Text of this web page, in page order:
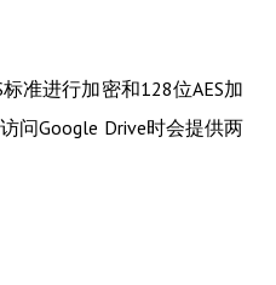
准进行加密和128位AES加
问Google Drive时会提供两